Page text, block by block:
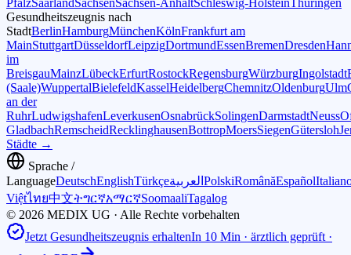
PfalzSaarlandSachsenSachsen-AnhaltSchleswig-HolsteinThüringen
Gesundheitszeugnis nach
StadtBerlinHamburgMünchenKölnFrankfurt am
MainStuttgartDüsseldorfLeipzigDortmundEssenBremenDresden
im
BreisgauMainzLübeckErfurtRostockRegensburgWürzburgIngolstadt
(Saale)WuppertalBielefeldKasselHeidelbergChemnitzOldenburgUlm
an der
RuhrLudwigshafenLeverkusenOsnabrückSolingenDarmstadtNeuss
GladbachRemscheidRecklinghausenBottropMoersSiegenGütersloh
Städte →
Sprache /
LanguageDeutschEnglishTürkçeالعربية PolskiRomânăEspañol
Việtไทย中文ትግርኛአማርኛSoomaaliTagalog
© 2026 MEDIX UG · Alle Rechte vorbehalten
Jetzt Gesundheitszeugnis erhaltenIn 10 Min · ärztlich geprüft ·